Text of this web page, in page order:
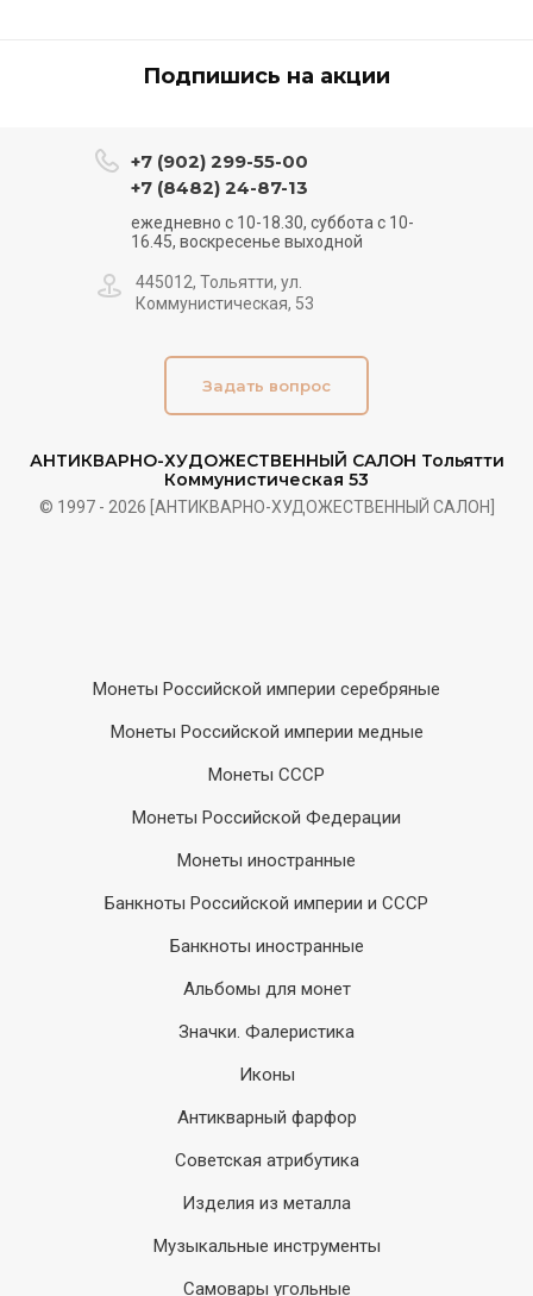
Подпишись на акции
АНТИКВАРНО-ХУДОЖЕСТВЕННЫЙ САЛОН Тольятти
Коммунистическая 53
© 1997 - 2026 [АНТИКВАРНО-ХУДОЖЕСТВЕННЫЙ САЛОН]
+7 (902) 299-55-00
+7 (8482) 24-87-13
ежедневно с 10-18.30, суббота с 10-
16.45, воскресенье выходной
445012, Тольятти, ул.
Коммунистическая, 53
Задать вопрос
Монеты Российской империи серебряные
Монеты Российской империи медные
Монеты СССР
Монеты Российской Федерации
Монеты иностранные
Банкноты Российской империи и СССР
Банкноты иностранные
Альбомы для монет
Значки. Фалеристика
Иконы
Антикварный фарфор
Советская атрибутика
Изделия из металла
Музыкальные инструменты
Самовары угольные